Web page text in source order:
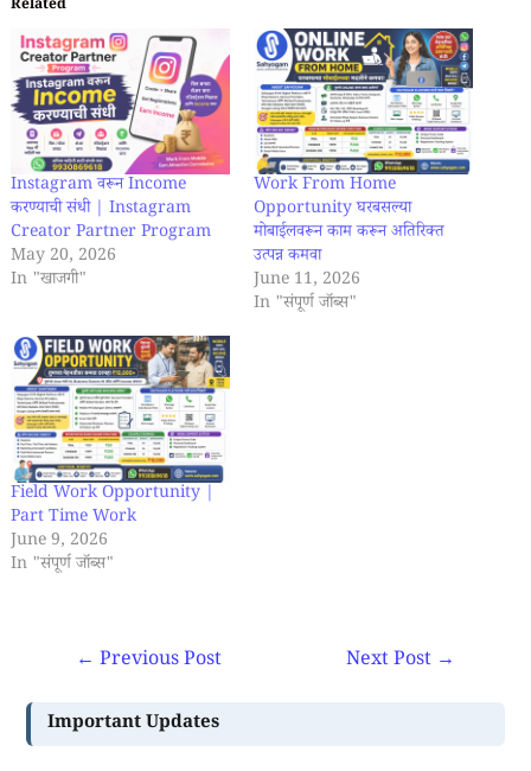
Related
Instagram वरून Income
करण्याची संधी | Instagram
Creator Partner Program
May 20, 2026
In "खाजगी"
Work From Home
Opportunity घरबसल्या
मोबाईलवरून काम करून अतिरिक्त
उत्पन्न कमवा
June 11, 2026
In "संपूर्ण जॉब्स"
Field Work Opportunity |
Part Time Work
June 9, 2026
In "संपूर्ण जॉब्स"
← Previous Post Next Post →
Important Updates